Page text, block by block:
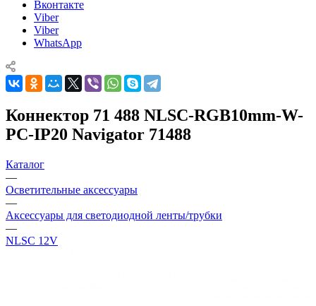
Вконтакте
Viber
Viber
WhatsApp
Коннектор 71 488 NLSC-RGB10mm-W-
PC-IP20 Navigator 71488
Каталог
—
Осветительные аксессуары
—
Аксессуары для светодиодной ленты/трубки
—
NLSC 12V